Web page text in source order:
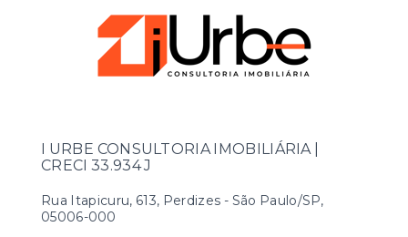
I URBE CONSULTORIA IMOBILIÁRIA |
CRECI 33.934 J
Rua Itapicuru, 613, Perdizes - São Paulo/SP,
05006-000